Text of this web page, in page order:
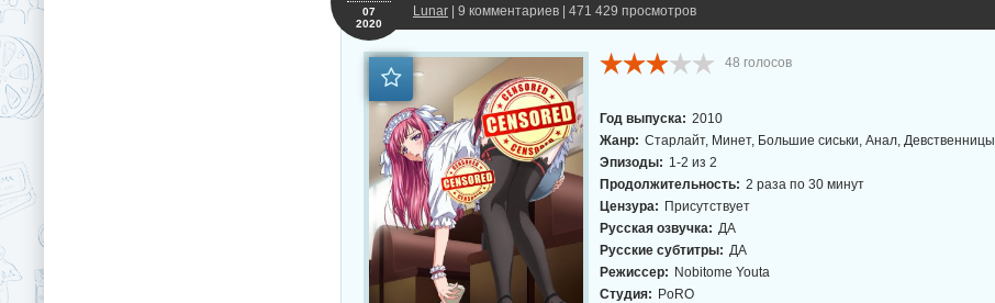
Lunar | 9 комментариев | 471 429 просмотров
07
2020
48 голосов
Год выпуска: 2010
Жанр: Старлайт, Минет, Большие сиськи, Анал, Девственницы
Эпизоды: 1-2 из 2
Продолжительность: 2 раза по 30 минут
Цензура: Присутствует
Русская озвучка: ДА
Русские субтитры: ДА
Режиссер: Nobitome Youta
Студия: PoRO